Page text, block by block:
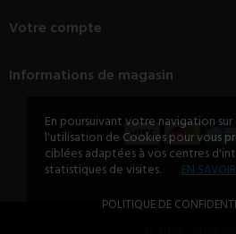
En poursuivant votre navigation
l'utilisation de Cookies pour vous
ciblées adaptées à vos centres
statistiques de visites.
EN
POLITIQUE DE
Votre compte
Informations de magasin